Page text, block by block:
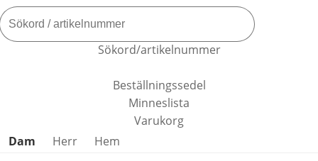
Sökord/artikelnummer
Beställningssedel
Minneslista
Varukorg
Hoppa över produktkategorier
Dam Herr
Hem